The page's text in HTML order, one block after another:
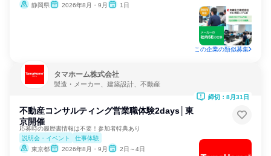
静岡県
2026年8月・9月 1日
この企業の類似募集
タマホーム株式会社
製造・メーカー、建築設計、不動産
不動産コンサルティング営業職体験2days│東
京開催
応募時の履歴書情報は不要！参加者特典あり
説明会・イベント
仕事体験
東京都
2026年8月・9月 2日～4日
締切：8月31日